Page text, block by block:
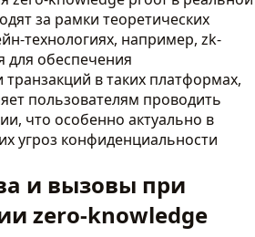
за рамки теоретических
технологиях, например, zk-
для обеспечения
в таких платформах,
пользователям проводить
что особенно актуально в
угроз конфиденциальности
и вызовы при
zero-knowledge